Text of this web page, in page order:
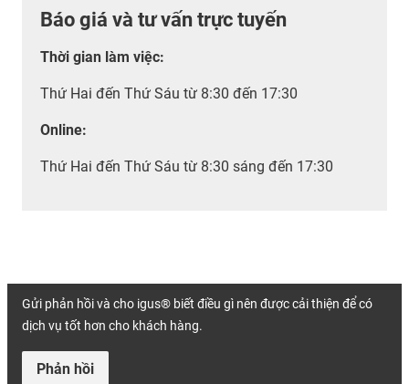
Báo giá và tư vấn trực tuyến
Thời gian làm việc:
Thứ Hai đến Thứ Sáu từ 8:30 đến 17:30
Online:
Thứ Hai đến Thứ Sáu từ 8:30 sáng đến 17:30
Gửi phản hồi và cho igus® biết điều gì nên được cải thiện để có
dịch vụ tốt hơn cho khách hàng.
Phản hồi